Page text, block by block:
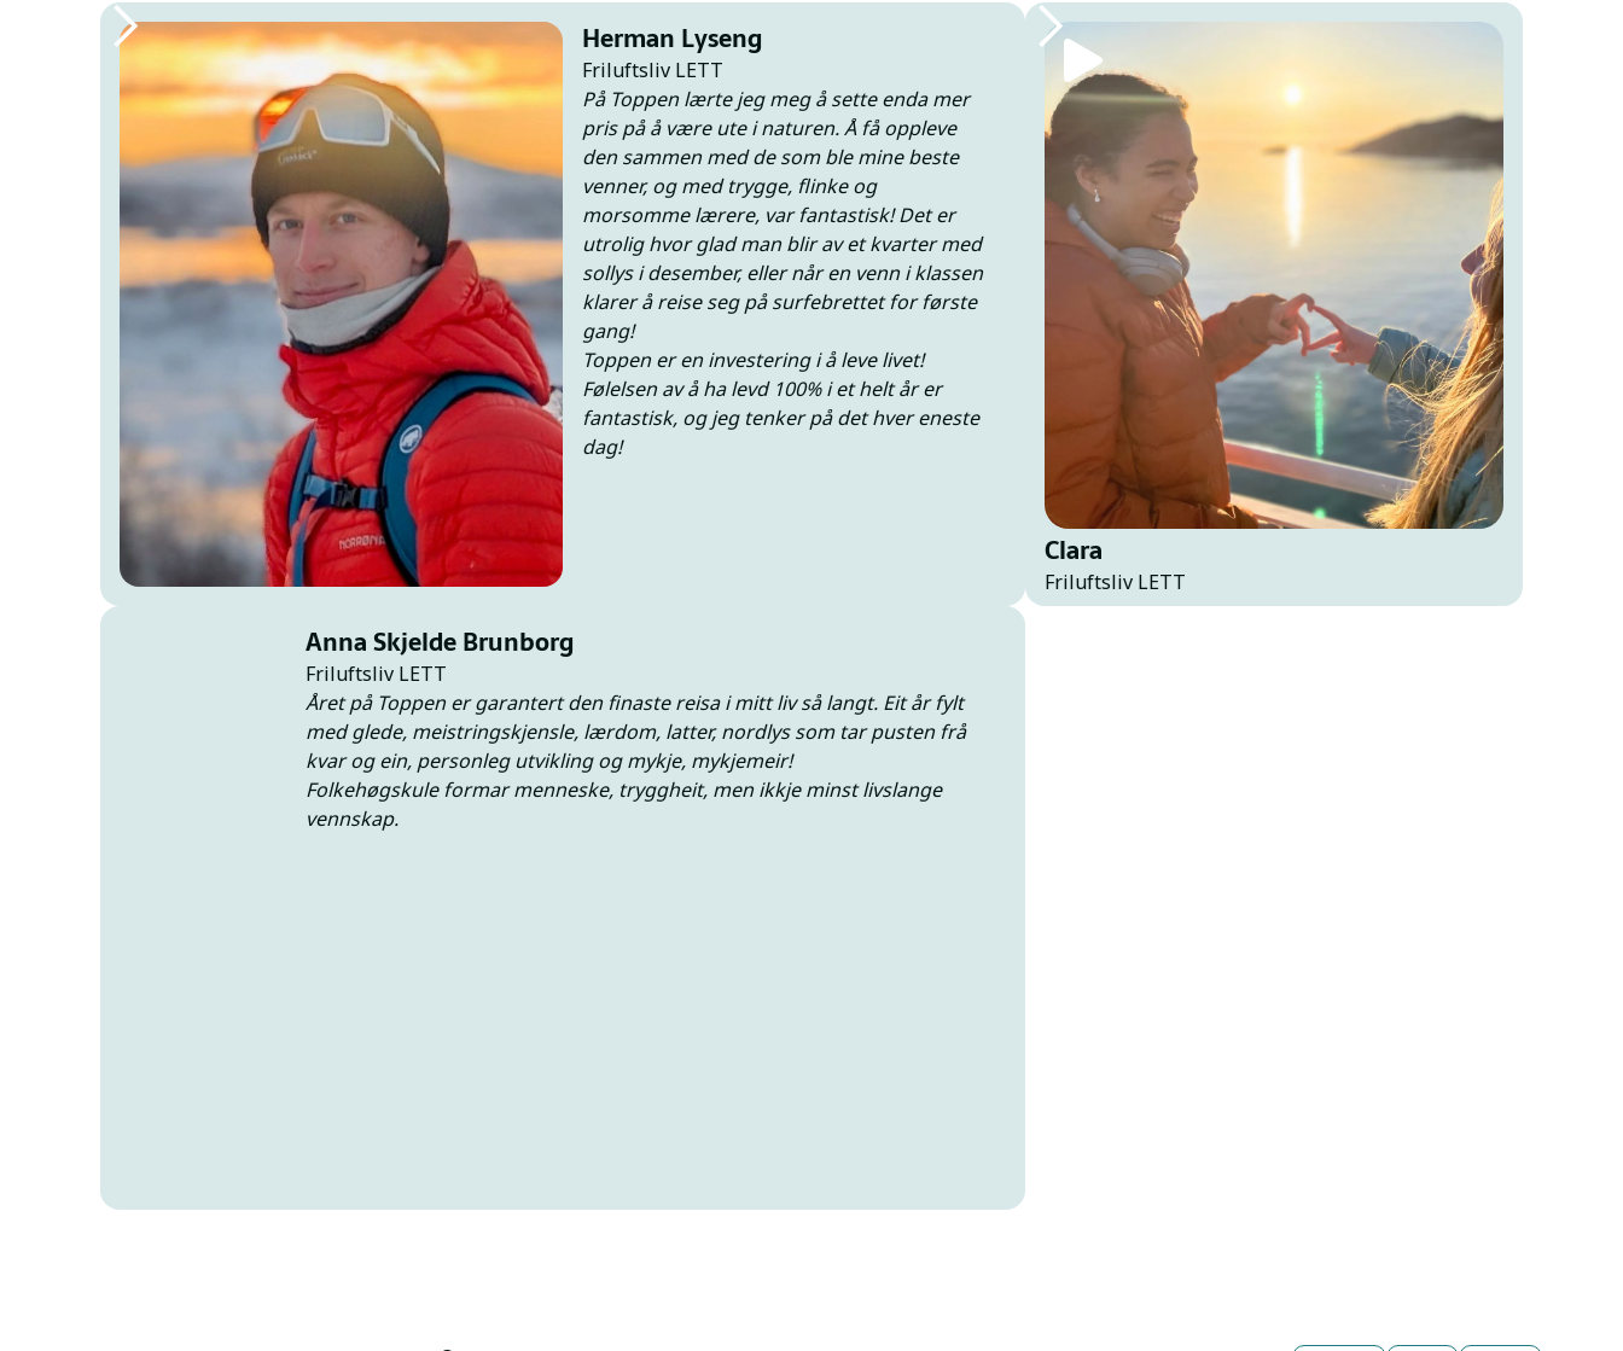
Slide 1 of 2.
Herman Lyseng
Friluftsliv LETT
På Toppen lærte jeg meg å sette enda mer
pris på å være ute i naturen. Å få oppleve
den sammen med de som ble mine beste
venner, og med trygge, flinke og
morsomme lærere, var fantastisk! Det er
utrolig hvor glad man blir av et kvarter med
sollys i desember, eller når en venn i klassen
klarer å reise seg på surfebrettet for første
gang!
Toppen er en investering i å leve livet!
Følelsen av å ha levd 100% i et helt år er
fantastisk, og jeg tenker på det hver eneste
dag!
Anna Skjelde Brunborg
Friluftsliv LETT
Året på Toppen er garantert den finaste reisa i mitt liv så langt. Eit år fylt
med glede, meistringskjensle, lærdom, latter, nordlys som tar pusten frå
kvar og ein, personleg utvikling og mykje, mykjemeir!
Folkehøgskule formar menneske, tryggheit, men ikkje minst livslange
vennskap.
Slide 1 of 2.
Clara
Friluftsliv LETT